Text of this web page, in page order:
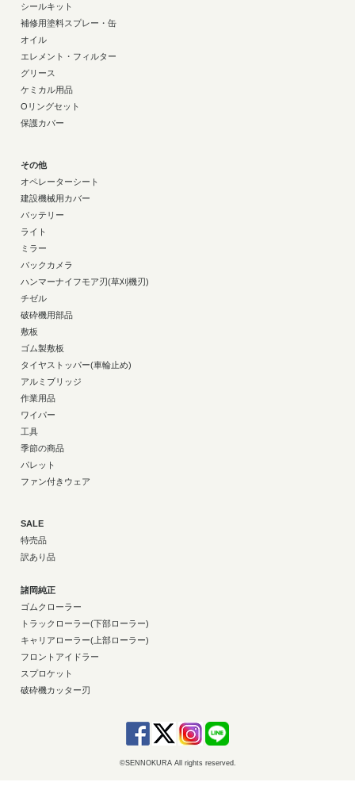
シールキット
補修用塗料スプレー・缶
オイル
エレメント・フィルター
グリース
ケミカル用品
Oリングセット
保護カバー
その他
オペレーターシート
建設機械用カバー
バッテリー
ライト
ミラー
バックカメラ
ハンマーナイフモア刃(草刈機刃)
チゼル
破砕機用部品
敷板
ゴム製敷板
タイヤストッパー(車輪止め)
アルミブリッジ
作業用品
ワイパー
工具
季節の商品
パレット
ファン付きウェア
SALE
特売品
訳あり品
諸岡純正
ゴムクローラー
トラックローラー(下部ローラー)
キャリアローラー(上部ローラー)
フロントアイドラー
スプロケット
破砕機カッター刃
©SENNOKURA All rights reserved.